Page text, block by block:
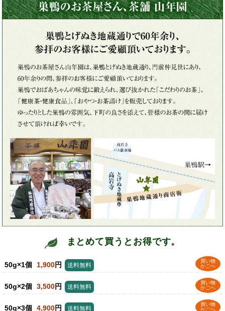
まとめて買うとお得です。
50g×1個 1,900円
買い物
かごへ
送料無料
50g×2個 3,500円
買い物
かごへ
送料無料
50g×3個 4,900円
買い物
かごへ
送料無料